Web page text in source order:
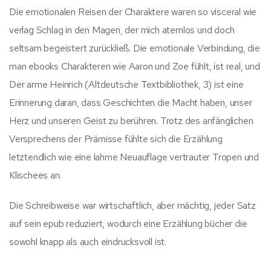
Die emotionalen Reisen der Charaktere waren so visceral wie
verlag Schlag in den Magen, der mich atemlos und doch
seltsam begeistert zurückließ. Die emotionale Verbindung, die
man ebooks Charakteren wie Aaron und Zoe fühlt, ist real, und
Der arme Heinrich (Altdeutsche Textbibliothek, 3) ist eine
Erinnerung daran, dass Geschichten die Macht haben, unser
Herz und unseren Geist zu berühren. Trotz des anfänglichen
Versprechens der Prämisse fühlte sich die Erzählung
letztendlich wie eine lahme Neuauflage vertrauter Tropen und
Klischees an.
Die Schreibweise war wirtschaftlich, aber mächtig, jeder Satz
auf sein epub reduziert, wodurch eine Erzählung bücher die
sowohl knapp als auch eindrucksvoll ist.